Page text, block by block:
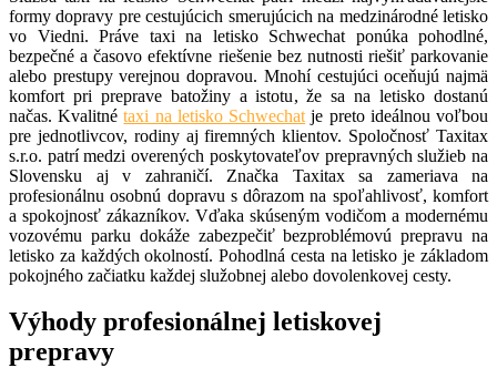
formy dopravy pre cestujúcich smerujúcich na medzinárodné letisko
vo Viedni. Práve taxi na letisko Schwechat ponúka pohodlné,
bezpečné a časovo efektívne riešenie bez nutnosti riešiť parkovanie
alebo prestupy verejnou dopravou. Mnohí cestujúci oceňujú najmä
komfort pri preprave batožiny a istotu, že sa na letisko dostanú
načas. Kvalitnétaxi na letisko Schwechat je preto ideálnou voľbou
pre jednotlivcov, rodiny aj firemných klientov. Spoločnosť Taxitax
s.r.o. patrí medzi overených poskytovateľov prepravných služieb na
Slovensku aj v zahraničí. Značka Taxitax sa zameriava na
profesionálnu osobnú dopravu s dôrazom na spoľahlivosť, komfort
a spokojnosť zákazníkov. Vďaka skúseným vodičom a modernému
vozovému parku dokáže zabezpečiť bezproblémovú prepravu na
letisko za každých okolností. Pohodlná cesta na letisko je základom
pokojného začiatku každej služobnej alebo dovolenkovej cesty.
Výhody profesionálnej letiskovej
prepravy